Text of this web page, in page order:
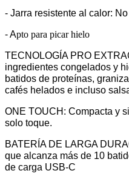
- Jarra resistente al calor: No
- Apto para picar hielo
TECNOLOGÍA PRO
ingredientes congelados y
batidos de proteínas,
cafés helados e incluso
ONE TOUCH: Compacta y
solo toque.
BATERÍA DE LARGA
que alcanza más de 10
de carga USB-C